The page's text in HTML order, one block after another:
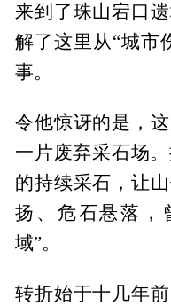
来到了珠山宕口
解了这里从“城市
事。
令他惊讶的是，
一片废弃采石场
的持续采石，让
扬、危石悬落，
域”。
转折始于十几年